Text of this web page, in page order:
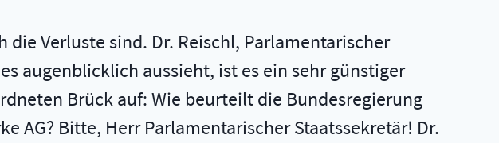
Verluste sind. Dr. Reischl, Parlamentarischer
augenblicklich aussieht, ist es ein sehr günstiger
Brück auf: Wie beurteilt die Bundesregierung
AG? Bitte, Herr Parlamentarischer Staatssekretär! Dr.